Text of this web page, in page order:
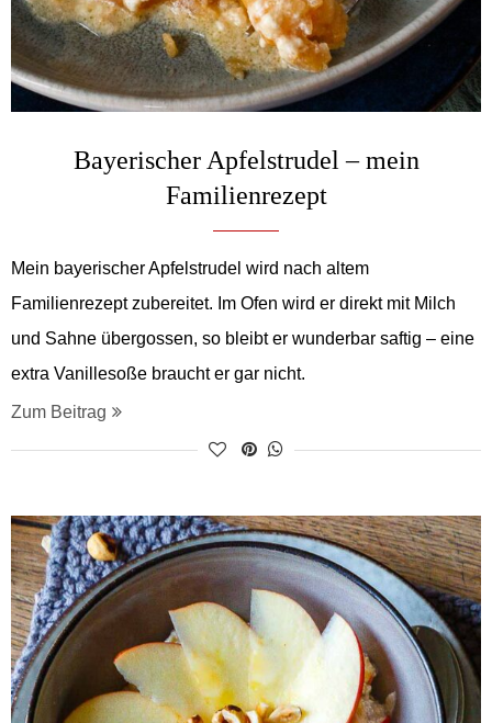
Bayerischer Apfelstrudel – mein
Familienrezept
Mein bayerischer Apfelstrudel wird nach altem
Familienrezept zubereitet. Im Ofen wird er direkt mit Milch
und Sahne übergossen, so bleibt er wunderbar saftig – eine
extra Vanillesoße braucht er gar nicht.
Zum Beitrag